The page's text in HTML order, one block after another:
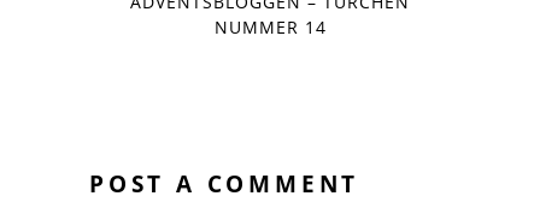
NUMMER 14
POST A COMMENT